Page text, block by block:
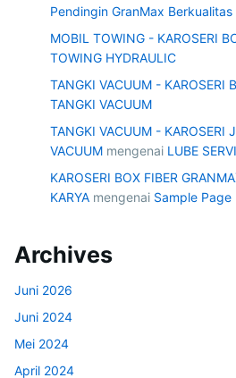
Pendingin GranMax
MOBIL TOWING - KAROSERI
TOWING HYDRAULIC
TANGKI VACUUM - KAROSERI
TANGKI VACUUM
TANGKI VACUUM - KAROSERI
VACUUM mengenai LUBE
KAROSERI BOX FIBER
KARYA mengenai Sample Page
Archives
Juni 2026
Juni 2024
Mei 2024
April 2024